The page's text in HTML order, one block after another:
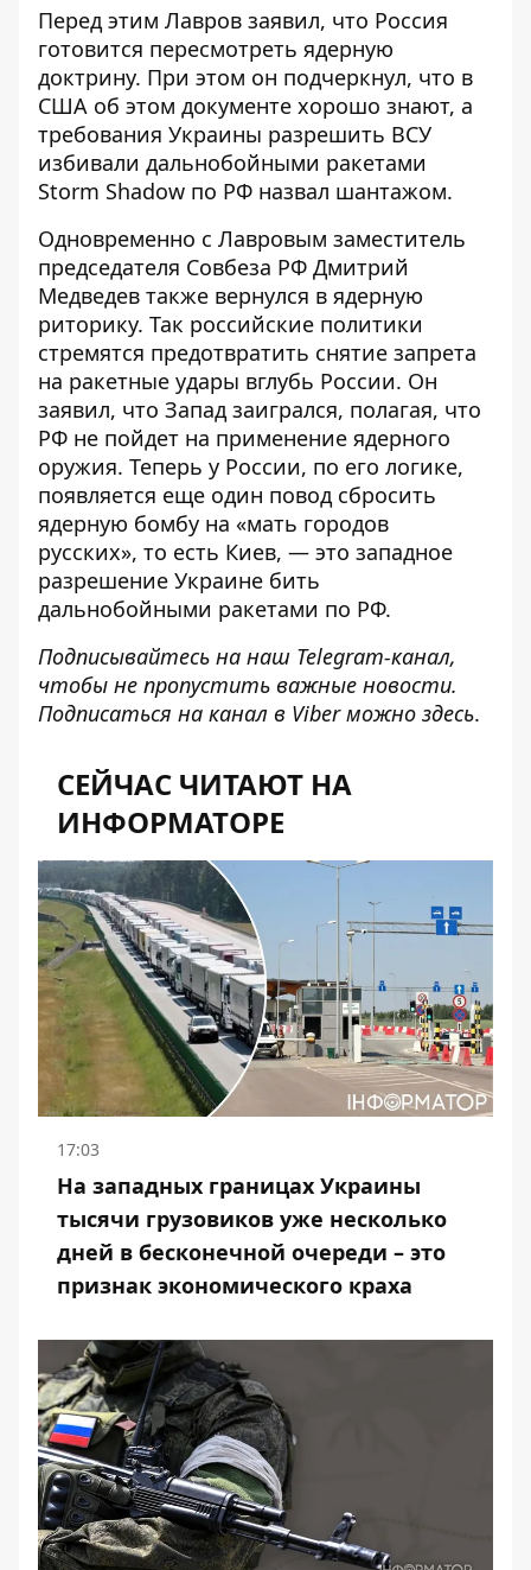
Перед этим Лавров заявил, что Россия
готовится пересмотреть ядерную
доктрину. При этом он подчеркнул, что в
США об этом документе хорошо знают, а
требования Украины разрешить ВСУ
избивали дальнобойными ракетами
Storm Shadow по РФ назвал шантажом.
Одновременно с Лавровым заместитель
председателя Совбеза РФ Дмитрий
Медведев также вернулся в ядерную
риторику. Так российские политики
стремятся предотвратить снятие запрета
на ракетные удары вглубь России. Он
заявил, что Запад заигрался, полагая, что
РФ не пойдет на применение ядерного
оружия. Теперь у России, по его логике,
появляется еще один повод сбросить
ядерную бомбу на «мать городов
русских», то есть Киев, — это западное
разрешение Украине бить
дальнобойными ракетами по РФ.
Подписывайтесь на наш Telegram-канал,
чтобы не пропустить важные новости.
Подписаться на канал в Viber можно здесь.
СЕЙЧАС ЧИТАЮТ НА
ИНФОРМАТОРЕ
17:03
На западных границах Украины
тысячи грузовиков уже несколько
дней в бесконечной очереди – это
признак экономического краха